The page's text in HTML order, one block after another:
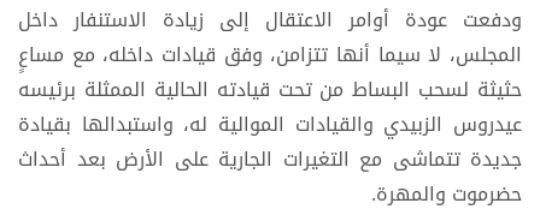
ودفعت عودة أوامر الاعتقال إلى زيادة الاستنفار داخل
المجلس، لا سيما أنها تتزامن، وفق قيادات داخله، مع مساعٍ
حثيثة لسحب البساط من تحت قيادته الحالية الممثلة برئيسه
عيدروس الزبيدي والقيادات الموالية له، واستبدالها بقيادة
جديدة تتماشى مع التغيرات الجارية على الأرض بعد أحداث
حضرموت والمهرة.